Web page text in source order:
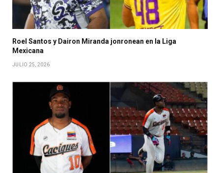
Roel Santos y Dairon Miranda jonronean en la Liga
Mexicana
JULIO 25, 2026